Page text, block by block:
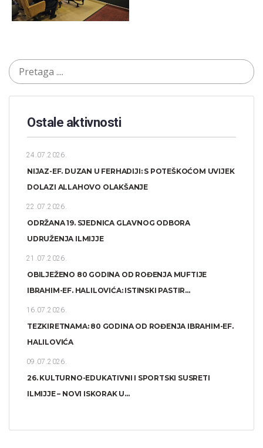
Ostale aktivnosti
24.07.2026.
NIJAZ-EF. DUZAN U FERHADIJI: S POTEŠKOĆOM UVIJEK
DOLAZI ALLAHOVO OLAKŠANJE
22.07.2026.
ODRŽANA 19. SJEDNICA GLAVNOG ODBORA
UDRUŽENJA ILMIJJE
21.07.2026.
OBILJEŽENO 80 GODINA OD ROĐENJA MUFTIJE
IBRAHIM-EF. HALILOVIĆA: ISTINSKI PASTIR...
16.07.2026.
TEZKIRETNAMA: 80 GODINA OD ROĐENJA IBRAHIM-EF.
HALILOVIĆA
09.07.2026.
26. KULTURNO-EDUKATIVNI I SPORTSKI SUSRETI
ILMIJJE – NOVI ISKORAK U...